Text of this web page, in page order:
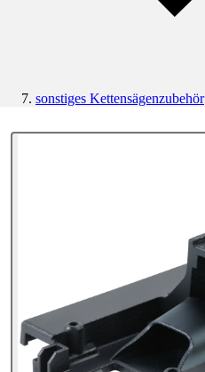
sonstiges Kettensägenzubehör